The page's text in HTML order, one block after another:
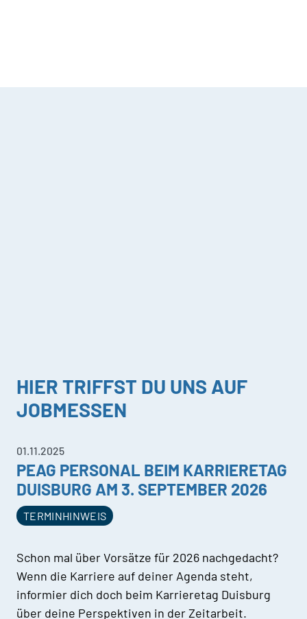
HIER TRIFFST DU UNS AUF
JOBMESSEN
01.11.2025
PEAG PERSONAL BEIM KARRIERETAG
DUISBURG AM 3. SEPTEMBER 2026
TERMINHINWEIS
Schon mal über Vorsätze für 2026 nachgedacht?
Wenn die Karriere auf deiner Agenda steht,
informier dich doch beim Karrieretag Duisburg
über deine Perspektiven in der Zeitarbeit.